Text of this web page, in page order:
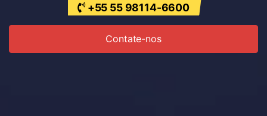
+55 55 98114-6600
Contate-nos